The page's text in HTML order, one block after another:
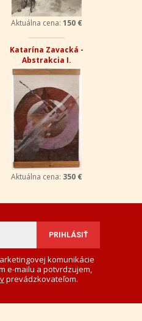
Aktuálna cena: 150 €
Katarína Zavacká -
Abstrakcia I.
Aktuálna cena: 350 €
komunikácie
e-mailu a potvrdzujem,
prevádzkovateľom.